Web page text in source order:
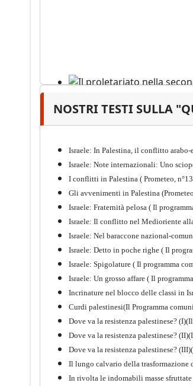
Il proletariato nella
guerra mondiale e nella
PDF Quaderno n°4 (nuova edizione 2021)
Storia della Sinistra
Comunista V
PDF
NOSTRI TESTI SULLA
Israele: In Palestina, il conflitto arabo-
Israele: Note internazionali: Uno
I conflitti in Palestina ( Prometeo,
Gli avvenimenti in Palestina
Israele: Fraternità pelosa ( Il
Israele: Il conflitto nel Medioriente
Israele: Nel baraccone nazional-
Israele: Detto in poche righe ( Il
Israele: Spigolature ( Il programma
Israele: Un grosso affare ( Il
Incrinature nel blocco delle classi in
Curdi palestinesi(Il Programma
Dove va la resistenza palestinese?
Dove va la resistenza palestinese?
Dove va la resistenza palestinese?
Il lungo calvario della trasformazione
In rivolta le indomabili masse